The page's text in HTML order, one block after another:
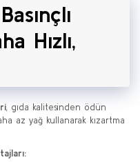
Hızlı,
, gıda kalitesinden ödün
az yağ kullanarak kızartma